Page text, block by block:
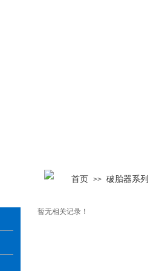
首页 >> 破胎器系列
暂无相关记录！